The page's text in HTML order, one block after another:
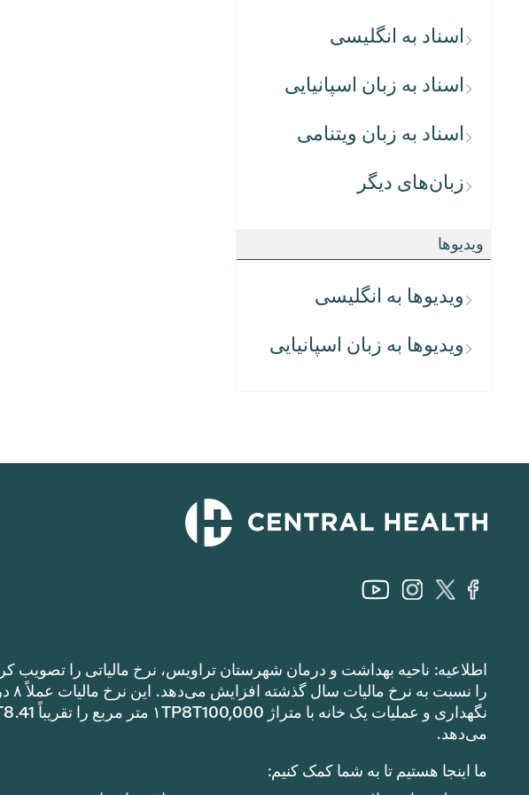
اسناد به انگلیسی
اسناد به زبان اسپانیایی
اسناد به زبان ویتنامی
زبان‌های دیگر
ویدیوها
ویدیوها به انگلیسی
ویدیوها به زبان اسپانیایی
اطلاعیه: ناحیه بهداشت و درمان شهرستان تراویس، نرخ مالیاتی را تصویب
می‌دهد.
ما اینجا هستیم تا به شما کمک کنیم: